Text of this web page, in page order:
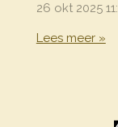
26 okt 2025
Lees meer »